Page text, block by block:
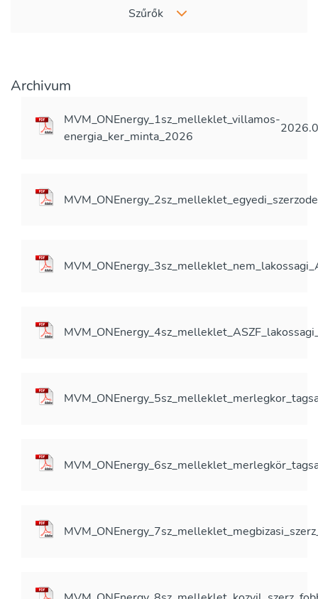
Szűrők
Archivum
MVM_ONEnergy_1sz_melleklet_villamos-
energia_ker_minta_2026